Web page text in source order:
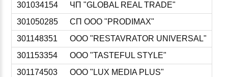
301034154
ЧП "GLOBAL REAL TRADE"
301050285
СП ООО "PRODIMAX"
301148351
ООО "RESTAVRATOR UNIVERSAL"
301153354
ООО "TASTEFUL STYLE"
301174503
ООО "LUX MEDIA PLUS"